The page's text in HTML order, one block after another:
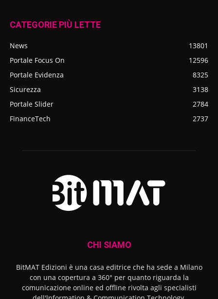
CATEGORIE PIÙ LETTE
News
13801
Portale Focus On
12596
Portale Evidenza
8325
Sicurezza
3138
Portale Slider
2784
FinanceTech
2737
CHI SIAMO
BitMAT Edizioni è una casa editrice che ha sede a Milano
con una copertura a 360° per quanto riguarda la
comunicazione online ed offline rivolta agli specialisti